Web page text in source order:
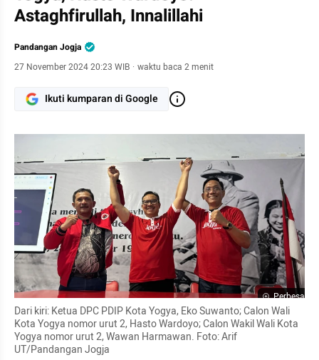
Astaghfirullah, Innalillahi
Pandangan Jogja
27 November 2024 20:23 WIB · waktu baca 2 menit
Ikuti kumparan di Google
Perbesar
Dari kiri: Ketua DPC PDIP Kota Yogya, Eko Suwanto; Calon Wali
Kota Yogya nomor urut 2, Hasto Wardoyo; Calon Wakil Wali Kota
Yogya nomor urut 2, Wawan Harmawan. Foto: Arif
UT/Pandangan Jogja